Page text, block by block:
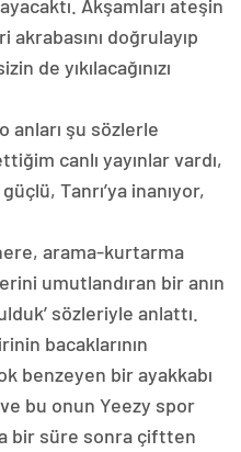
Akşamları ateşin
doğrulayıp
de yıkılacağınızı
anları şu sözlerle
canlı yayınlar vardı,
Tanrı’ya inanıyor,
arama-kurtarma
umutlandıran bir anın
sözleriyle anlattı.
bacaklarının
benzeyen bir ayakkabı
bu onun Yeezy spor
bir süre sonra çiftten